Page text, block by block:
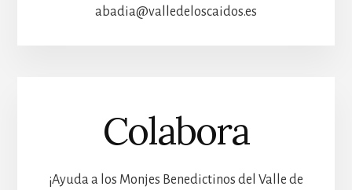
abadia@valledeloscaidos.es
Colabora
¡Ayuda a los Monjes Benedictinos del Valle de